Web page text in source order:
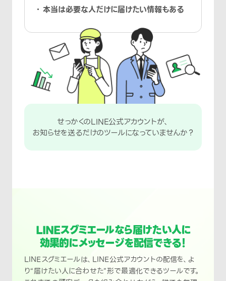
本当は必要な人だけに届けたい情報もある
せっかくのLINE公式アカウントが、
お知らせを送るだけのツールになっていませんか？
LINEスグミエールなら届けたい人に
効果的にメッセージを配信できる！
LINEスグミエールは、LINE公式アカウントの配信を、よ
り“届けたい人に合わせた”形で最適化できるツールです。